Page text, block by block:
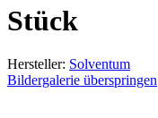
Stück
Hersteller: Solventum
Bildergalerie überspringen